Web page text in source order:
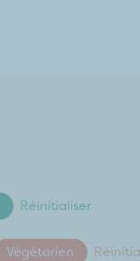
Réinitialiser
Végétarien